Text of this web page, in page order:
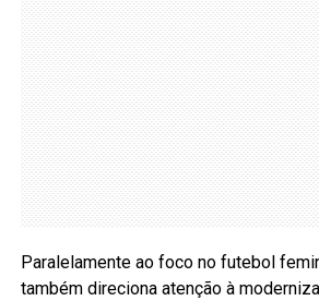
Paralelamente ao foco no futebol
também direciona atenção à